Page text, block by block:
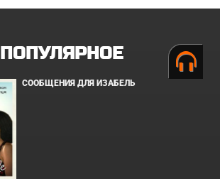
ПОПУЛЯРНОЕ
СООБЩЕНИЯ ДЛЯ ИЗАБЕЛЬ